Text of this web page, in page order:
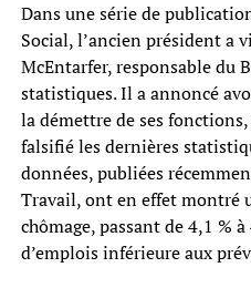
Dans une série de
Social, l’ancien président a
McEntarfer, responsable du
statistiques. Il a annoncé
la démettre de ses
falsifié les dernières
données, publiées
Travail, ont en effet montré
chômage, passant de 4,1 %
d’emplois inférieure aux